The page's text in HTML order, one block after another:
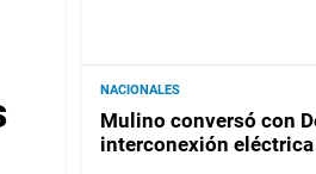
NACIONALES
Mulino conversó con
interconexión